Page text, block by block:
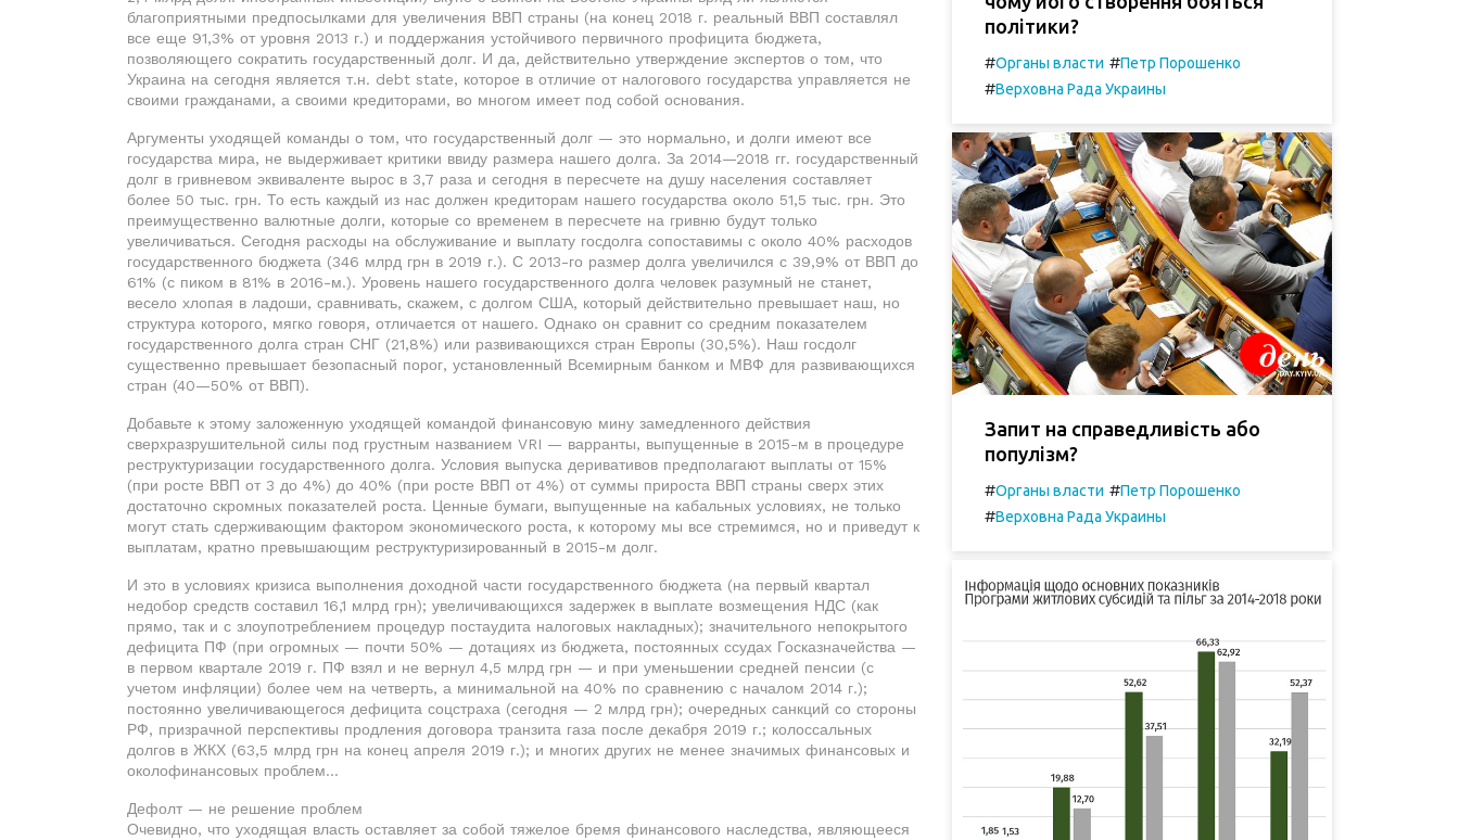
благоприятными предпосылками для увеличения ВВП страны (на конец 2018 г. реальный ВВП составлял
все еще 91,3% от уровня 2013 г.) и поддержания устойчивого первичного профицита бюджета,
позволяющего сократить государственный долг. И да, действительно утверждение экспертов о том, что
Украина на сегодня является т.н. debt state, которое в отличие от налогового государства управляется не
своими гражданами, а своими кредиторами, во многом имеет под собой основания.
Аргументы уходящей команды о том, что государственный долг — это нормально, и долги имеют все
государства мира, не выдерживает критики ввиду размера нашего долга. За 2014—2018 гг. государственный
долг в гривневом эквиваленте вырос в 3,7 раза и сегодня в пересчете на душу населения составляет
более 50 тыс. грн. То есть каждый из нас должен кредиторам нашего государства около 51,5 тыс. грн. Это
преимущественно валютные долги, которые со временем в пересчете на гривню будут только
увеличиваться. Сегодня расходы на обслуживание и выплату госдолга сопоставимы с около 40% расходов
государственного бюджета (346 млрд грн в 2019 г.). С 2013-го размер долга увеличился с 39,9% от ВВП до
61% (с пиком в 81% в 2016-м.). Уровень нашего государственного долга человек разумный не станет,
весело хлопая в ладоши, сравнивать, скажем, с долгом США, который действительно превышает наш, но
структура которого, мягко говоря, отличается от нашего. Однако он сравнит со средним показателем
государственного долга стран СНГ (21,8%) или развивающихся стран Европы (30,5%). Наш госдолг
существенно превышает безопасный порог, установленный Всемирным банком и МВФ для развивающихся
стран (40—50% от ВВП).
Добавьте к этому заложенную уходящей командой финансовую мину замедленного действия
сверхразрушительной силы под грустным названием VRI — варранты, выпущенные в 2015-м в процедуре
реструктуризации государственного долга. Условия выпуска деривативов предполагают выплаты от 15%
(при росте ВВП от 3 до 4%) до 40% (при росте ВВП от 4%) от суммы прироста ВВП страны сверх этих
достаточно скромных показателей роста. Ценные бумаги, выпущенные на кабальных условиях, не только
могут стать сдерживающим фактором экономического роста, к которому мы все стремимся, но и приведут к
выплатам, кратно превышающим реструктуризированный в 2015-м долг.
И это в условиях кризиса выполнения доходной части государственного бюджета (на первый квартал
недобор средств составил 16,1 млрд грн); увеличивающихся задержек в выплате возмещения НДС (как
прямо, так и с злоупотреблением процедур постаудита налоговых накладных); значительного непокрытого
дефицита ПФ (при огромных — почти 50% — дотациях из бюджета, постоянных ссудах Госказначейства —
в первом квартале 2019 г. ПФ взял и не вернул 4,5 млрд грн — и при уменьшении средней пенсии (с
учетом инфляции) более чем на четверть, а минимальной на 40% по сравнению с началом 2014 г.);
постоянно увеличивающегося дефицита соцстраха (сегодня — 2 млрд грн); очередных санкций со стороны
РФ, призрачной перспективы продления договора транзита газа после декабря 2019 г.; колоссальных
долгов в ЖКХ (63,5 млрд грн на конец апреля 2019 г.); и многих других не менее значимых финансовых и
околофинансовых проблем…
Дефолт — не решение проблем
Очевидно, что уходящая власть оставляет за собой тяжелое бремя финансового наследства, являющееся
політики?
#Органы власти #Петр Порошенко
#Верховна Рада Украины
Запит на справедливість або
популізм?
#Органы власти #Петр Порошенко
#Верховна Рада Украины